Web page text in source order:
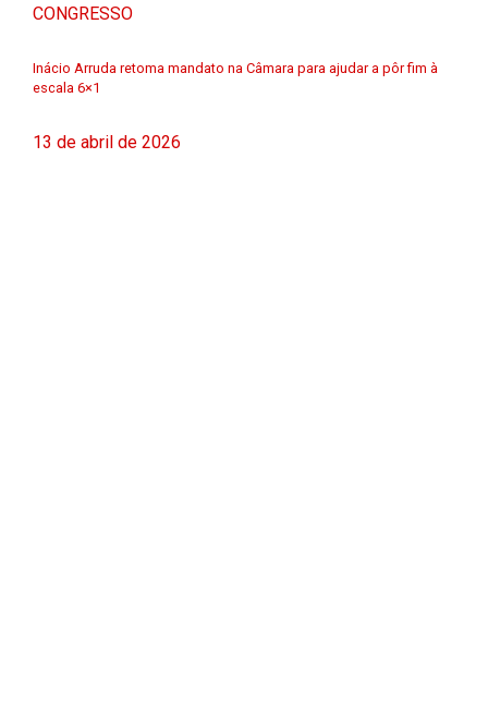
CONGRESSO
Inácio Arruda retoma mandato na Câmara para ajudar a pôr fim à
escala 6×1
13 de abril de 2026